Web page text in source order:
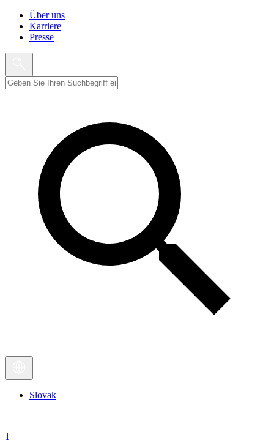
Über uns
Karriere
Presse
Slovak
1